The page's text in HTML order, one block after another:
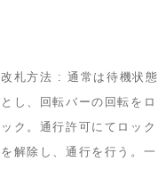
改札方法 : 通常は待機状態
とし、回転バーの回転をロ
ック。通行許可にてロック
を解除し、通行を行う。一